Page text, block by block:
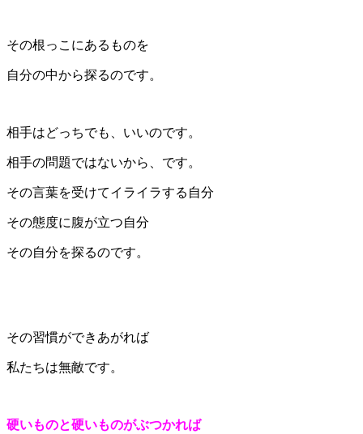
その根っこにあるものを
自分の中から探るのです。
相手はどっちでも、いいのです。
相手の問題ではないから、です。
その言葉を受けてイライラする自分
その態度に腹が立つ自分
その自分を探るのです。
その習慣ができあがれば
私たちは無敵です。
硬いものと硬いものがぶつかれば